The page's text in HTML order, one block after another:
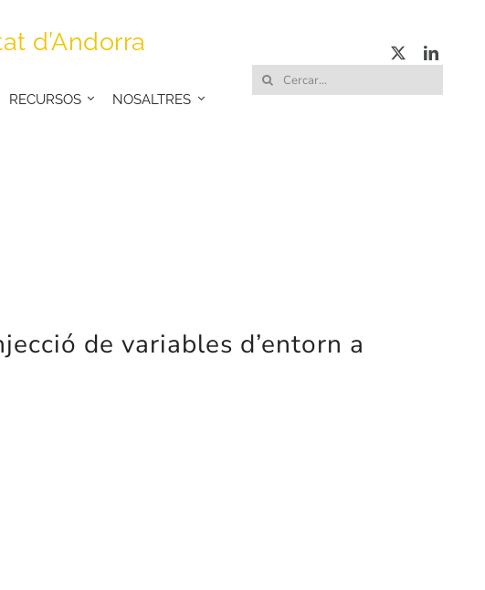
d’Andorra
RECURSOS NOSALTRES
Cerca
de variables d’entorn a